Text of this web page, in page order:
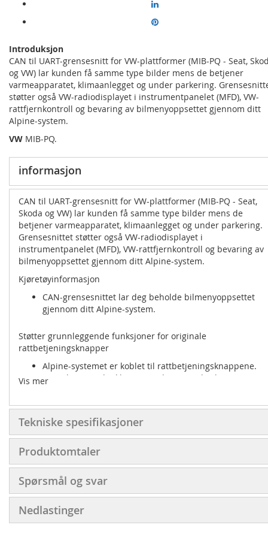
Introduksjon
CAN til UART-grensesnitt for VW-plattformer (MIB-PQ - Seat,
og VW) lar kunden få samme type bilder mens de betjener
varmeapparatet, klimaanlegget og under parkering.
støtter også VW-radiodisplayet i instrumentpanelet (MFD), VW-
rattfjernkontroll og bevaring av bilmenyoppsettet gjennom ditt
Alpine-system.
VW MIB-PQ.
informasjon
CAN til UART-grensesnitt for VW-plattformer (MIB-PQ - Seat,
Skoda og VW) lar kunden få samme type bilder mens de
betjener varmeapparatet, klimaanlegget og under parkering.
Grensesnittet støtter også VW-radiodisplayet i
instrumentpanelet (MFD), VW-rattfjernkontroll og bevaring av
bilmenyoppsettet gjennom ditt Alpine-system.
Kjøretøyinformasjon
CAN-grensesnittet lar deg beholde bilmenyoppsettet
gjennom ditt Alpine-system.
Støtter grunnleggende funksjoner for originale
rattbetjeningsknapper
Alpine-systemet er koblet til rattbetjeningsknappene.
Dette betyr at du ikke mister denne praktiske
kan til og med aktivere Siri eller Google Assistant – rett
fra rattet ditt.
Bevarer førerinformasjonsdisplayet
Den lille skjermen i instrumentpanelet er også koblet til
Alpine-systemet og kan vise radiostasjonsnavn,
sangtittler, artistinformasjon, navngitte anropere,
navigasjonsretningssymboler og mye mer.
Vis mer
Tekniske spesifikasjoner
Produktomtaler
Spørsmål og svar
Nedlastinger